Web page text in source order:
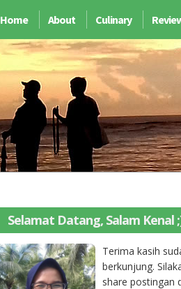
Home About Culinary
Selamat Datang, Salam Kenal
Terima kasih
berkunjung.
share postingan